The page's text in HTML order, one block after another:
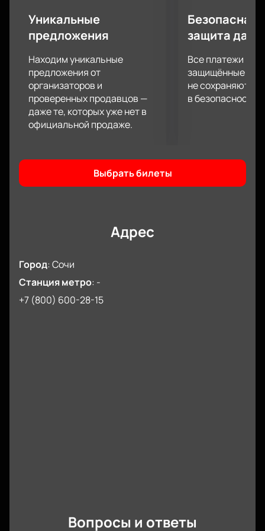
праздничного вечера?
Спешите купить билеты на концерт Нурлана
Сабурова в Сочи. До мероприятия остались
считанные дни, и у нас в наличии есть свободные
билеты, но их число тает с каждым часом!
Уникальные
предложения
Находим уникальные
предложения от
организаторов и
проверенных продавцов —
даже те, которых уже нет в
официальной продаже.
Безопасная
защита
Все платежи
защищённые
не сохраняются
в безопасности.
Выбрать билеты
Адрес
Город:Сочи
Станция метро: -
+7 (800) 600-28-15
Вопросы и ответы